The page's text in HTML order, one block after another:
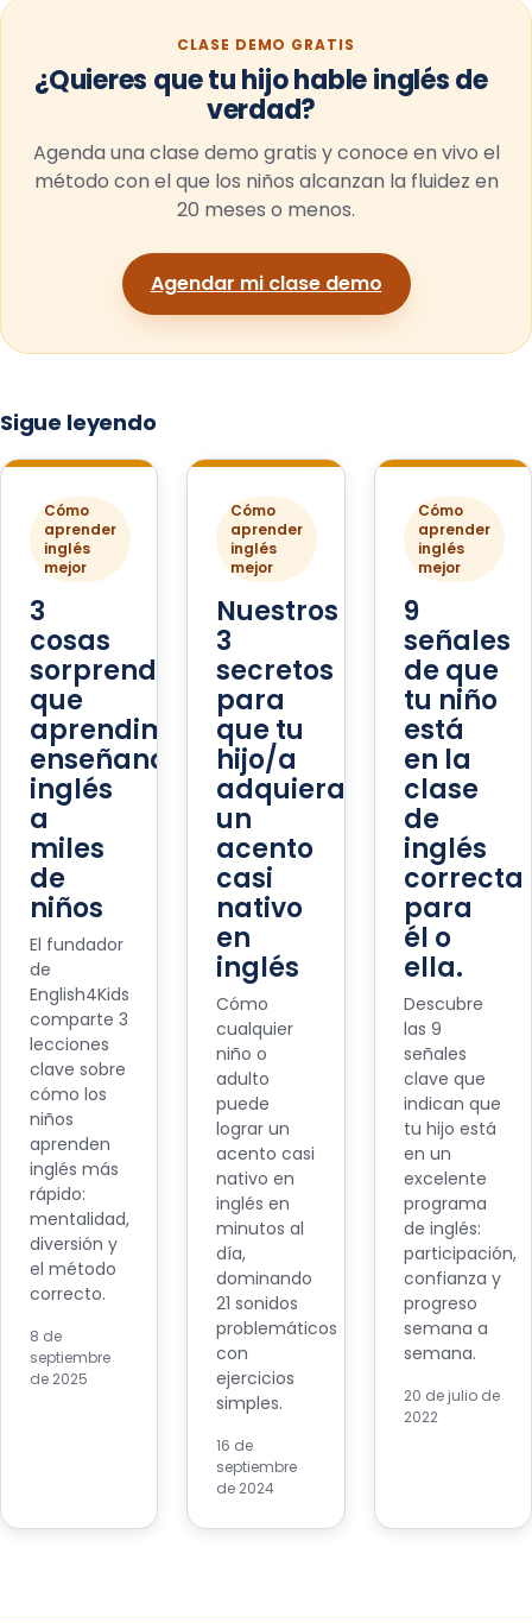
CLASE DEMO GRATIS
¿Quieres que tu hijo hable inglés de
verdad?
Agenda una clase demo gratis y conoce en vivo el
método con el que los niños alcanzan la fluidez en
20 meses o menos.
Agendar mi clase demo
Sigue leyendo
Cómo
aprender
inglés
mejor
3
cosas
sorprendentes
que
aprendimos
enseñando
inglés
a
miles
de
niños
El fundador
de
English4Kids
comparte 3
lecciones
clave sobre
cómo los
niños
aprenden
inglés más
rápido:
mentalidad,
diversión y
el método
correcto.
8 de
septiembre
de 2025
Cómo
aprender
inglés
mejor
Nuestros
3
secretos
para
que tu
hijo/a
adquiera
un
acento
casi
nativo
en
inglés
Cómo
cualquier
niño o
adulto
puede
lograr un
acento casi
nativo en
inglés en
minutos al
día,
dominando
21 sonidos
problemáticos
con
ejercicios
simples.
16 de
septiembre
de 2024
Cómo
aprender
inglés
mejor
9
señales
de que
tu niño
está
en la
clase
de
inglés
correcta
para
él o
ella.
Descubre
las 9
señales
clave que
indican que
tu hijo está
en un
excelente
programa
de inglés:
participación,
confianza y
progreso
semana a
semana.
20 de julio de
2022